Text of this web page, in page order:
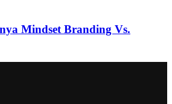
Mindset Branding Vs.